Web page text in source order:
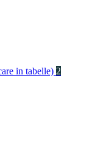
in tabelle) 2